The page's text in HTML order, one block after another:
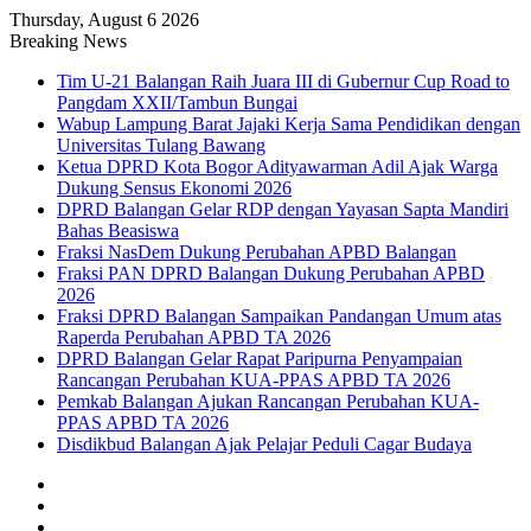
Thursday, August 6 2026
Breaking News
Tim U-21 Balangan Raih Juara III di Gubernur Cup Road to
Pangdam XXII/Tambun Bungai
Wabup Lampung Barat Jajaki Kerja Sama Pendidikan dengan
Universitas Tulang Bawang
Ketua DPRD Kota Bogor Adityawarman Adil Ajak Warga
Dukung Sensus Ekonomi 2026
DPRD Balangan Gelar RDP dengan Yayasan Sapta Mandiri
Bahas Beasiswa
Fraksi NasDem Dukung Perubahan APBD Balangan
Fraksi PAN DPRD Balangan Dukung Perubahan APBD
2026
Fraksi DPRD Balangan Sampaikan Pandangan Umum atas
Raperda Perubahan APBD TA 2026
DPRD Balangan Gelar Rapat Paripurna Penyampaian
Rancangan Perubahan KUA-PPAS APBD TA 2026
Pemkab Balangan Ajukan Rancangan Perubahan KUA-
PPAS APBD TA 2026
Disdikbud Balangan Ajak Pelajar Peduli Cagar Budaya